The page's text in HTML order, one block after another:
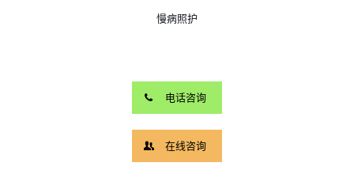
慢病照护
电话咨询
在线咨询